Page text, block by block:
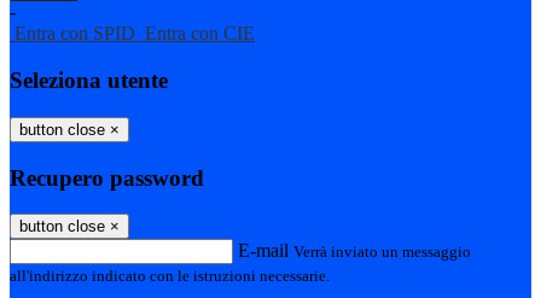
-
Entra con SPID Entra con CIE
Seleziona utente
button close ×
Recupero password
button close ×
E-mail Verrà inviato un messaggio
all'indirizzo indicato con le istruzioni necessarie.